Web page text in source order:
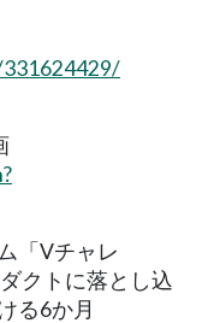
「Vチャレ
クトに落とし込
る6か月